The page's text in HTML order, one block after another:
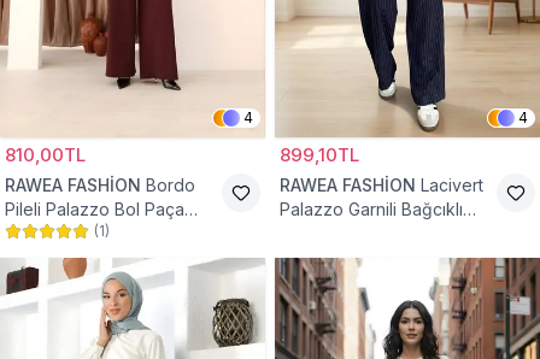
4
810,00TL
RAWEA FASHİON Bordo
Pileli Palazzo Bol Paça
Yüksek Bel Tesettür
Pantolon
(1)
4
899,10TL
RAWEA FASHİON Lacivert
Palazzo Garnili Bağcıklı